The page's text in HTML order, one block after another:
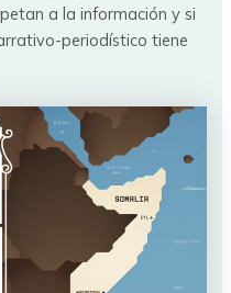
a la información y si
periodístico tiene